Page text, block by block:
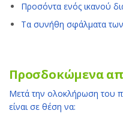
Προσόντα ενός ικανού
Τα συνήθη σφάλματα
Προσδοκώμενα
Μετά την ολοκλήρωση του
είναι σε θέση να: